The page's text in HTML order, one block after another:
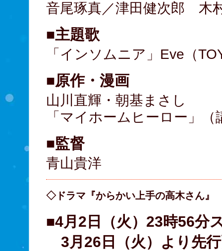
音尾琢真／津田健次郎 木
■主題歌
「インソムニア」Eve（
■原作・漫画
山川直輝・朝基まさし
「マイホームヒーロー」
■監督
青山貴洋
◇ドラマ『からかい上手の高木さん』
■4月2日（火）23時56分
3月26日（火）より先